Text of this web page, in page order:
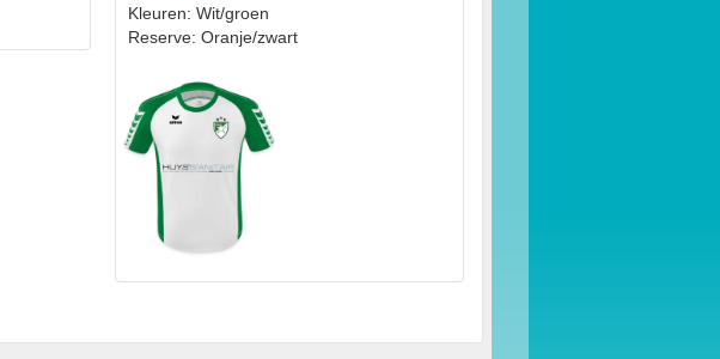
Kleuren: Wit/groen
Reserve: Oranje/zwart